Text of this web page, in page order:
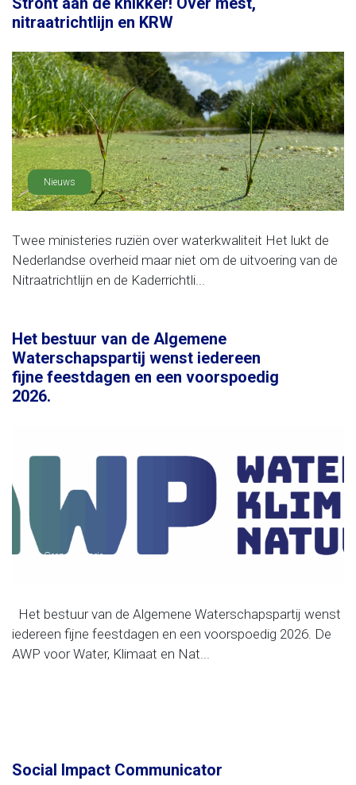
nitraatrichtlijn en KRW
Nieuws
Twee ministeries ruziën over waterkwaliteit Het lukt de
Nederlandse overheid maar niet om de uitvoering van de
Nitraatrichtlijn en de Kaderrichtli...
Het bestuur van de Algemene
Waterschapspartij wenst iedereen
fijne feestdagen en een voorspoedig
2026.
Geen categorie
Het bestuur van de Algemene Waterschapspartij wenst
iedereen fijne feestdagen en een voorspoedig 2026. De
AWP voor Water, Klimaat en Nat...
Social Impact Communicator